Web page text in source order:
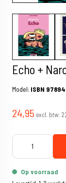
Echo +
Model: ISBN
24,95 excl. btw:
Op voorraad